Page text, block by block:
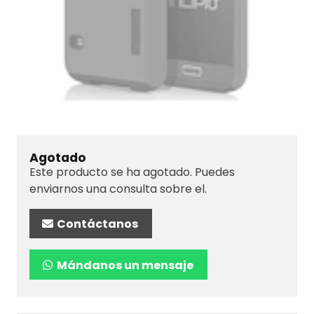
Agotado
Este producto se ha agotado. Puedes
enviarnos una consulta sobre el.
Contáctanos
Mándanos un mensaje